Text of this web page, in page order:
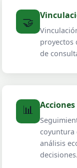
🤝
proyectos
de
📊
coyuntura
análisis
decisiones.